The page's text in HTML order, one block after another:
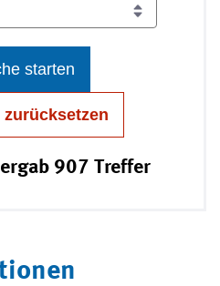
starten
zurücksetzen
ergab 907 Treffer